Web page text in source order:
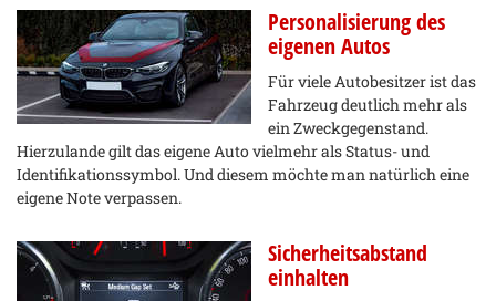
Personalisierung des
eigenen Autos
Für viele Autobesitzer ist das
Fahrzeug deutlich mehr als
ein Zweckgegenstand.
Hierzulande gilt das eigene Auto vielmehr als Status- und
Identifikationssymbol. Und diesem möchte man natürlich eine
eigene Note verpassen.
Sicherheitsabstand
einhalten